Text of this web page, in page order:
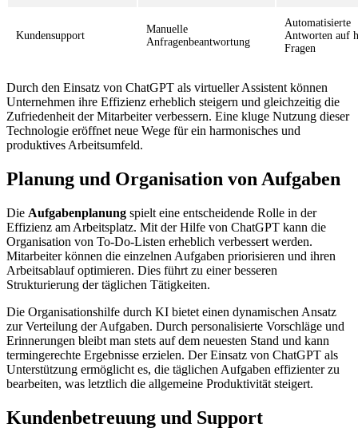
Kundensupport
Manuelle
Anfragenbeantwortung
Automatisierte
Antworten auf
Fragen
Durch den Einsatz von ChatGPT als virtueller Assistent können
Unternehmen ihre Effizienz erheblich steigern und gleichzeitig die
Zufriedenheit der Mitarbeiter verbessern. Eine kluge Nutzung dieser
Technologie eröffnet neue Wege für ein harmonisches und
produktives Arbeitsumfeld.
Planung und Organisation von Aufgaben
Die Aufgabenplanung spielt eine entscheidende Rolle in der
Effizienz am Arbeitsplatz. Mit der Hilfe von ChatGPT kann die
Organisation von To-Do-Listen erheblich verbessert werden.
Mitarbeiter können die einzelnen Aufgaben priorisieren und ihren
Arbeitsablauf optimieren. Dies führt zu einer besseren
Strukturierung der täglichen Tätigkeiten.
Die Organisationshilfe durch KI bietet einen dynamischen Ansatz
zur Verteilung der Aufgaben. Durch personalisierte Vorschläge und
Erinnerungen bleibt man stets auf dem neuesten Stand und kann
termingerechte Ergebnisse erzielen. Der Einsatz von ChatGPT als
Unterstützung ermöglicht es, die täglichen Aufgaben effizienter zu
bearbeiten, was letztlich die allgemeine Produktivität steigert.
Kundenbetreuung und Support